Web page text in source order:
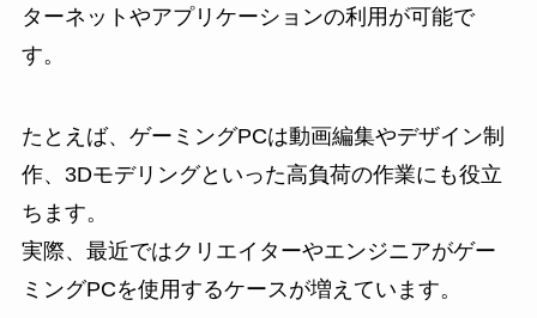
ターネットやアプリケーションの利用が可能で
す。
たとえば、ゲーミングPCは動画編集やデザイン制
作、3Dモデリングといった高負荷の作業にも役立
ちます。
実際、最近ではクリエイターやエンジニアがゲー
ミングPCを使用するケースが増えています。